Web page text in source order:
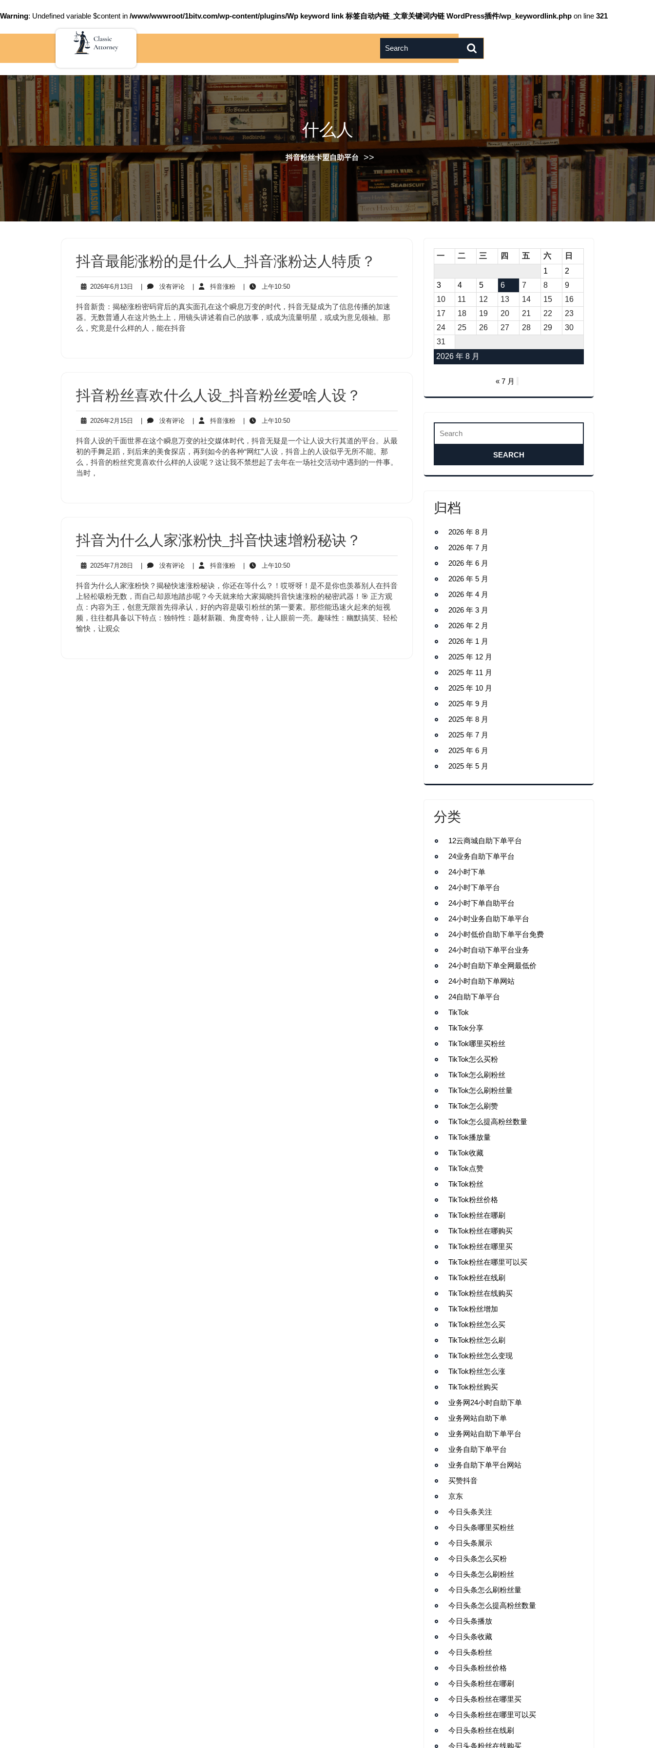
Warning: Undefined variable $content in /www/wwwroot/1bitv.com/wp-content/plugins/Wp keyword link 标签自动内链_文章关键词内链 WordPress插件/wp_keywordlink.php on line 321
什么人
抖音粉丝卡盟自助平台 >>
抖音最能涨粉的是什么人_抖音涨粉达人特质？
2026年6月13日
2026
年
6
月
13
日
没有评论没
有
评
论
抖音涨粉抖
音
涨
粉
上午10:50上
午
10:50
抖音新贵：揭秘涨粉密码背后的真实面孔在这个瞬息万变的时代，抖音无疑成为了信息传播的加速
器。无数普通人在这片热土上，用镜头讲述着自己的故事，或成为流量明星，或成为意见领袖。那
么，究竟是什么样的人，能在抖音
抖音粉丝喜欢什么人设_抖音粉丝爱啥人设？
2026年2月15日
2026
年
2
月
15
日
没有评论没
有
评
论
抖音涨粉抖
音
涨
粉
上午10:50上
午
10:50
抖音人设的千面世界在这个瞬息万变的社交媒体时代，抖音无疑是一个让人设大行其道的平台。从最
初的手舞足蹈，到后来的美食探店，再到如今的各种“网红”人设，抖音上的人设似乎无所不能。那
么，抖音的粉丝究竟喜欢什么样的人设呢？这让我不禁想起了去年在一场社交活动中遇到的一件事。
当时，
抖音为什么人家涨粉快_抖音快速增粉秘诀？
2025年7月28日
2025
年
7
月
28
日
没有评论没
有
评
论
抖音涨粉抖
音
涨
粉
上午10:50上
午
10:50
抖音为什么人家涨粉快？揭秘快速涨粉秘诀，你还在等什么？！哎呀呀！是不是你也羡慕别人在抖音
上轻松吸粉无数，而自己却原地踏步呢？今天就来给大家揭晓抖音快速涨粉的秘密武器！🎯 正方观
点：内容为王，创意无限首先得承认，好的内容是吸引粉丝的第一要素。那些能迅速火起来的短视
频，往往都具备以下特点：独特性：题材新颖、角度奇特，让人眼前一亮。趣味性：幽默搞笑、轻松
愉快，让观众
2026 年 8 月
一 二 三 四 五 六
日
1
2
3
4 5 6 7 8
9
10
11 12 13 14 15
16
17
18 19 20 21 22
23
24
25 26 27 28 29
30
31
« 7 月
归档
2026 年 8 月
2026 年 7 月
2026 年 6 月
2026 年 5 月
2026 年 4 月
2026 年 3 月
2026 年 2 月
2026 年 1 月
2025 年 12 月
2025 年 11 月
2025 年 10 月
2025 年 9 月
2025 年 8 月
2025 年 7 月
2025 年 6 月
2025 年 5 月
分类
12云商城自助下单平台
24业务自助下单平台
24小时下单
24小时下单平台
24小时下单自助平台
24小时业务自助下单平台
24小时低价自助下单平台免费
24小时自动下单平台业务
24小时自助下单全网最低价
24小时自助下单网站
24自助下单平台
TikTok
TikTok分享
TikTok哪里买粉丝
TikTok怎么买粉
TikTok怎么刷粉丝
TikTok怎么刷粉丝量
TikTok怎么刷赞
TikTok怎么提高粉丝数量
TikTok播放量
TikTok收藏
TikTok点赞
TikTok粉丝
TikTok粉丝价格
TikTok粉丝在哪刷
TikTok粉丝在哪购买
TikTok粉丝在哪里买
TikTok粉丝在哪里可以买
TikTok粉丝在线刷
TikTok粉丝在线购买
TikTok粉丝增加
TikTok粉丝怎么买
TikTok粉丝怎么刷
TikTok粉丝怎么变现
TikTok粉丝怎么涨
TikTok粉丝购买
业务网24小时自助下单
业务网站自助下单
业务网站自助下单平台
业务自助下单平台
业务自助下单平台网站
买赞抖音
京东
今日头条关注
今日头条哪里买粉丝
今日头条展示
今日头条怎么买粉
今日头条怎么刷粉丝
今日头条怎么刷粉丝量
今日头条怎么提高粉丝数量
今日头条播放
今日头条收藏
今日头条粉丝
今日头条粉丝价格
今日头条粉丝在哪刷
今日头条粉丝在哪里买
今日头条粉丝在哪里可以买
今日头条粉丝在线刷
今日头条粉丝在线购买